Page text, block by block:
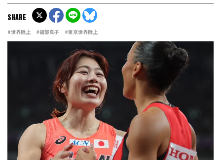
#世界陸上 #福部真子 #東京世界陸上
SHARE